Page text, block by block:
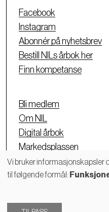
Facebook
Instagram
Abonnér på nyhetsbrev
Bestill NILs årbok her
Finn kompetanse
Bli medlem
Om NIL
Digital årbok
Markedsplassen
Personvernerklæring
Bruk
av
Vi bruker informasjonskapsler
til følgende formål: